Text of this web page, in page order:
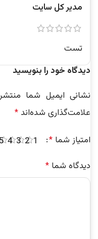
مدیر کل سایت
تست
دیدگاه خود را بنویسید
نشانی ایمیل شما
علامت‌گذاری شده‌اند *
امتیاز شما *
1
2
3
4
5
دیدگاه شما *